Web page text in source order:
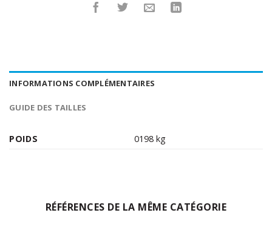
INFORMATIONS COMPLÉMENTAIRES
GUIDE DES TAILLES
POIDS 0198 kg
RÉFÉRENCES DE LA MÊME CATÉGORIE